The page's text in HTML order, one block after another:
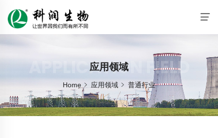
应用领域
APPLICATION FIELD
Home 应用领域 普通行业